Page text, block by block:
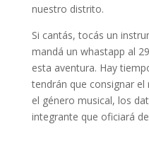
nuestro distrito.
Si cantás, tocás un
mandá un whastapp al
esta aventura. Hay
tendrán que consignar
el género musical, los
integrante que oficiará